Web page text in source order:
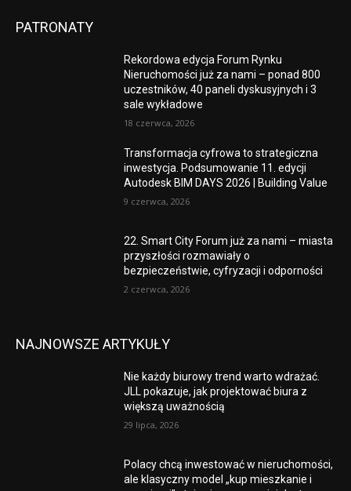
PATRONATY
Rekordowa edycja Forum Rynku
Nieruchomości już za nami – ponad 800
uczestników, 40 paneli dyskusyjnych i 3
sale wykładowe
18 czerwca, 2026
Transformacja cyfrowa to strategiczna
inwestycja. Podsumowanie 11. edycji
Autodesk BIM DAYS 2026 | Building Value
9 czerwca, 2026
22. Smart City Forum już za nami – miasta
przyszłości rozmawiały o
bezpieczeństwie, cyfryzacji i odporności
2 czerwca, 2026
NAJNOWSZE ARTYKUŁY
Nie każdy biurowy trend warto wdrażać.
JLL pokazuje, jak projektować biura z
większą uważnością
29 lipca, 2026
Polacy chcą inwestować w nieruchomości,
ale klasyczny model „kup mieszkanie i